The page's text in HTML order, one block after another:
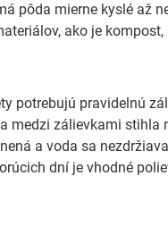
pôda mierne kyslé až
ako je
potrebujú pravidelnú
medzi zálievkami
a voda sa
dní je vhodné